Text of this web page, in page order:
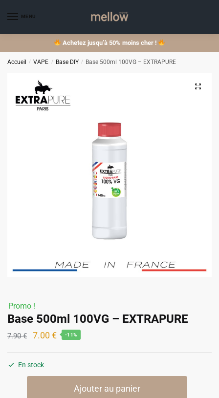
MENU
Achetez jusqu’à 50% moins cher !
Accueil / VAPE / Base DIY / Base 500ml 100VG – EXTRAPURE
Promo !
Base 500ml 100VG – EXTRAPURE
7.90€
Le
initial
était :
7.00 €Le
est :
7.00 €.
-11%
En stock
Ajouter au panier